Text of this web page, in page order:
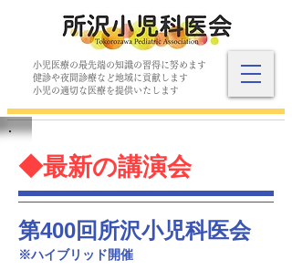
小児医療の最先端の知識の習得に努めます
​健診や夜間診療など地域に貢献します
​小児の適切な医療を提供いたします
◆最新の講演会
​第400回所沢小児科医会
​※ハイブリッド開催